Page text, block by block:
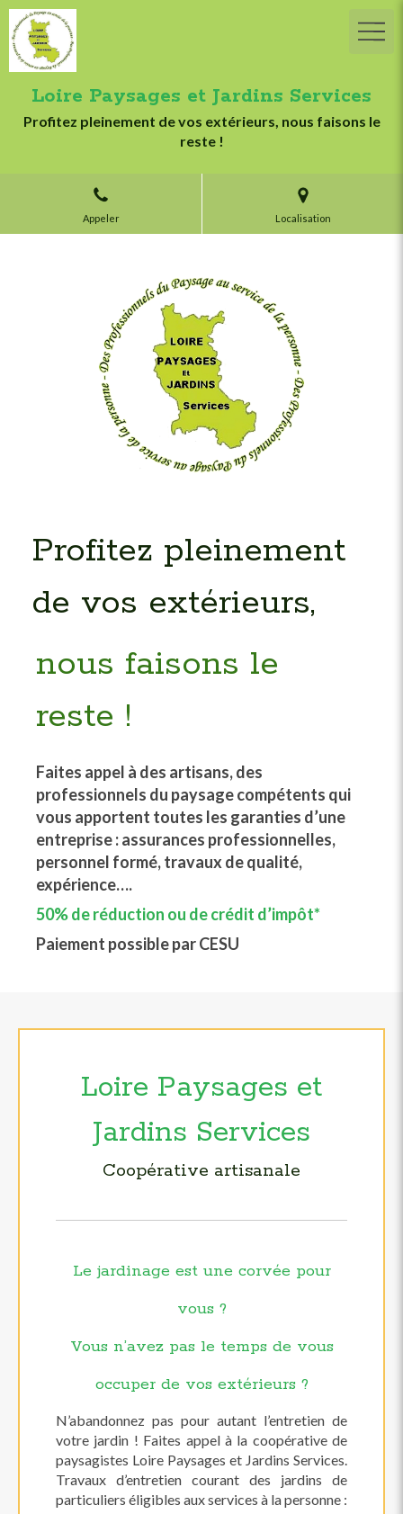
Loire Paysages et Jardins Services
Profitez pleinement de vos extérieurs, nous faisons le
reste !
Appeler Localisation
Profitez pleinement
de vos extérieurs,
nous faisons le
reste !
Faites appel à des artisans, des
professionnels du paysage compétents qui
vous apportent toutes les garanties d’une
entreprise : assurances professionnelles,
personnel formé, travaux de qualité,
expérience….
50% de réduction ou de crédit d’impôt*
Paiement possible par CESU
Loire Paysages et
Jardins Services
Coopérative artisanale
Le jardinage est une corvée pour
vous ?
Vous n’avez pas le temps de vous
occuper de vos extérieurs ?
N’abandonnez pas pour autant l’entretien de
votre jardin ! Faites appel à la coopérative de
paysagistes Loire Paysages et Jardins Services.
Travaux d’entretien courant des jardins de
particuliers éligibles aux services à la personne :